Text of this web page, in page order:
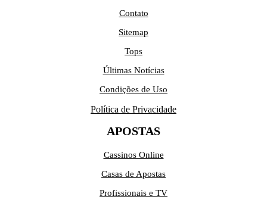
Contato
Sitemap
Tops
Últimas Notícias
Condições de Uso
Política de Privacidade
APOSTAS
Cassinos Online
Casas de Apostas
Profissionais e TV